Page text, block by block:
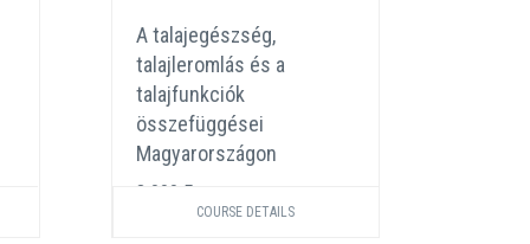
A talajegészség,
talajleromlás és a
talajfunkciók
összefüggései
Magyarországon
3 000 Ft
COURSE DETAILS